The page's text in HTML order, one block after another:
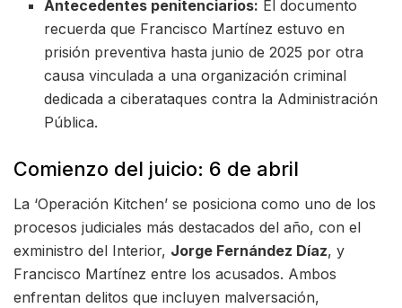
Antecedentes penitenciarios: El documento
recuerda que Francisco Martínez estuvo en
prisión preventiva hasta junio de 2025 por otra
causa vinculada a una organización criminal
dedicada a ciberataques contra la Administración
Pública.
Comienzo del juicio: 6 de abril
La ‘Operación Kitchen’ se posiciona como uno de los
procesos judiciales más destacados del año, con el
exministro del Interior, Jorge Fernández Díaz, y
Francisco Martínez entre los acusados. Ambos
enfrentan delitos que incluyen malversación,